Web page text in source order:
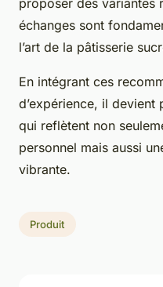
proposer des variantes
échanges sont
l’art de la pâtisserie
En intégrant ces
d’expérience, il
qui reflètent non
personnel mais aussi
vibrante.
Produit